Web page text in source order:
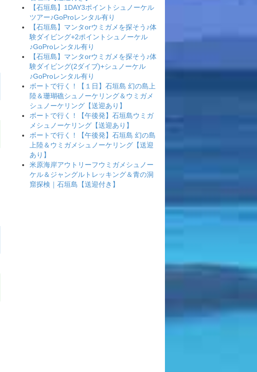
【石垣島】1DAY3ポイントシュノーケル
ツアー♪GoProレンタル有り
【石垣島】マンタorウミガメを探そう♪体
験ダイビング+2ポイントシュノーケル
♪GoProレンタル有り
【石垣島】マンタorウミガメを探そう♪体
験ダイビング(2ダイブ)+シュノーケル
♪GoProレンタル有り
ボートで行く！【１日】石垣島 幻の島上
陸＆珊瑚礁シュノーケリング＆ウミガメ
シュノーケリング【送迎あり】
ボートで行く！【午後発】石垣島ウミガ
メシュノーケリング【送迎あり】
ボートで行く！【午後発】石垣島 幻の島
上陸＆ウミガメシュノーケリング【送迎
あり】
米原海岸アウトリーフウミガメシュノー
ケル＆ジャングルトレッキング＆青の洞
窟探検｜石垣島【送迎付き】